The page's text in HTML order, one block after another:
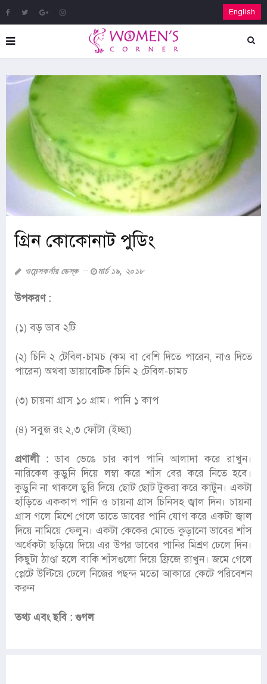
English
গ্রিন কোকোনাট পুডিং
ওমেন্সকর্নার ডেস্ক মার্চ ১৯, ২০১৮
উপকরণ :
(১) বড় ডাব ২টি
(২) চিনি ২ টেবিল-চামচ (কম বা বেশি দিতে পারেন, নাও দিতে
পারেন) অথবা ডায়াবেটিক চিনি ২ টেবিল-চামচ
(৩) চায়না গ্রাস ১০ গ্রাম। পানি ১ কাপ
(৪) সবুজ রং ২,৩ ফোঁটা (ইচ্ছা)
প্রণালী : ডাব ভেঙে চার কাপ পানি আলাদা করে রাখুন।
নারিকেল কুড়ুনি দিয়ে লম্বা করে শাঁস বের করে নিতে হবে।
কুড়ুনি না থাকলে ছুরি দিয়ে ছোট ছোট ‍টুকরা করে কাটুন। একটা
হাঁড়িতে এককাপ পানি ও চায়না গ্রাস চিনিসহ জ্বাল দিন। চায়না
গ্রাস গলে মিশে গেলে তাতে ডাবের পানি যোগ করে একটা জ্বাল
দিয়ে নামিয়ে ফেলুন। একটা কেকের মোল্ডে কুড়ানো ডাবের শাঁস
অর্ধেকটা ছড়িয়ে দিয়ে এর উপর ডাবের পানির মিশ্রণ ঢেলে দিন।
কিছুটা ঠাণ্ডা হলে বাকি শাঁসগুলো দিয়ে ফ্রিজে রাখুন। জমে গেলে
প্লেটে উল্টিয়ে ঢেলে নিজের পছন্দ মতো আকারে কেটে পরিবেশন
করুন
তথ্য এবং ছবি : গুগল